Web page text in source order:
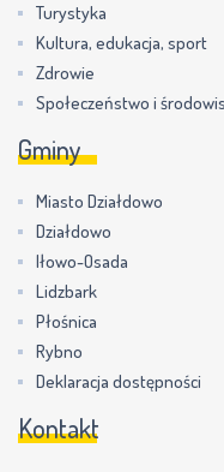
Turystyka
Kultura, edukacja, sport
Zdrowie
Społeczeństwo i
Gminy
Miasto Działdowo
Działdowo
Iłowo-Osada
Lidzbark
Płośnica
Rybno
Deklaracja dostępności
Kontakt